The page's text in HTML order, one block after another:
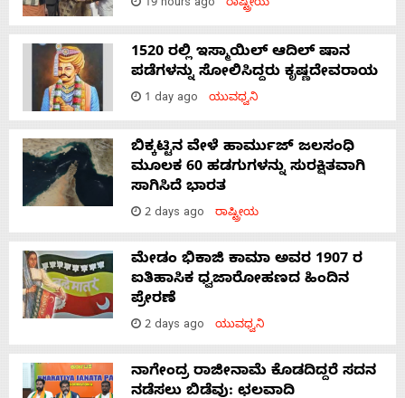
19 hours ago ರಾಷ್ಟ್ರೀಯ
1520 ರಲ್ಲಿ ಇಸ್ಮಾಯಿಲ್ ಆದಿಲ್ ಷಾನ
ಪಡೆಗಳನ್ನು ಸೋಲಿಸಿದ್ದರು ಕೃಷ್ಣದೇವರಾಯ
1 day ago ಯುವಧ್ವನಿ
ಬಿಕ್ಕಟ್ಟಿನ ವೇಳೆ ಹಾರ್ಮುಜ್ ಜಲಸಂಧಿ
ಮೂಲಕ 60 ಹಡಗುಗಳನ್ನು ಸುರಕ್ಷಿತವಾಗಿ
ಸಾಗಿಸಿದೆ ಭಾರತ
2 days ago ರಾಷ್ಟ್ರೀಯ
ಮೇಡಂ ಭಿಕಾಜಿ ಕಾಮಾ ಅವರ 1907 ರ
ಐತಿಹಾಸಿಕ ಧ್ವಜಾರೋಹಣದ ಹಿಂದಿನ
ಪ್ರೇರಣೆ
2 days ago ಯುವಧ್ವನಿ
ನಾಗೇಂದ್ರ ರಾಜೀನಾಮೆ ಕೊಡದಿದ್ದರೆ ಸದನ
ನಡೆಸಲು ಬಿಡೆವು: ಛಲವಾದಿ